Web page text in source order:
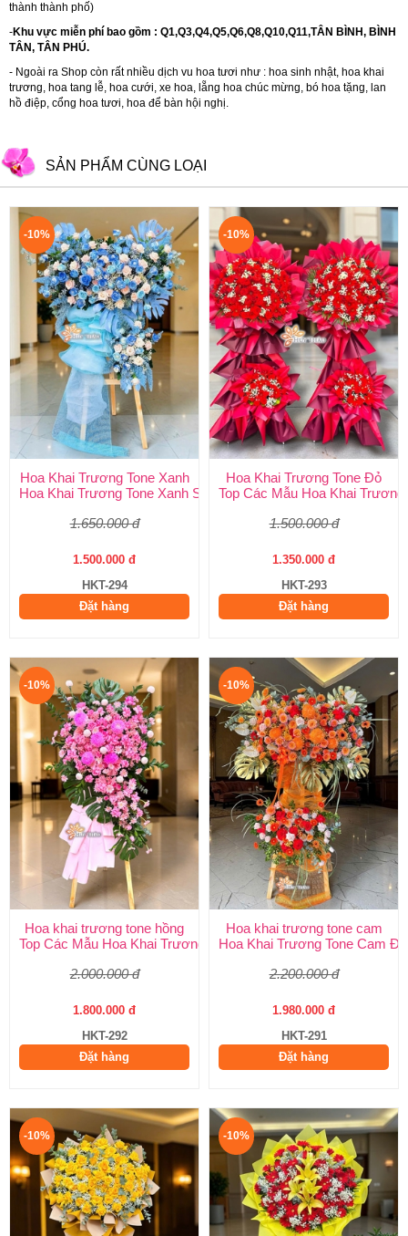
thành thành phố)
-Khu vực miễn phí bao gồm : Q1,Q3,Q4,Q5,Q6,Q8,Q10,Q11,TÂN BÌNH, BÌNH
TÂN, TÂN PHÚ.
- Ngoài ra Shop còn rất nhiều dịch vu hoa tươi như : hoa sinh nhật, hoa khai
trương, hoa tang lễ, hoa cưới, xe hoa, lẵng hoa chúc mừng, bó hoa tặng, lan
hồ điệp, cổng hoa tươi, hoa để bàn hội nghị.
SẢN PHẨM CÙNG LOẠI
-10%
Hoa Khai Trương Tone Xanh
Hoa Khai Trương Tone Xanh Sang Trọng, Độc Đáo | Shop Hoa
1.650.000 đ
1.500.000 đ
HKT-294
Đặt hàng
-10%
Hoa Khai Trương Tone Đỏ
Top Các Mẫu Hoa Khai
1.500.000 đ
1.350.000 đ
HKT-293
Đặt hàng
-10%
Hoa khai trương tone hồng
Top Các Mẫu Hoa Khai Trương Tone Hồng Đẹp, Sang Trọng,
2.000.000 đ
1.800.000 đ
HKT-292
Đặt hàng
-10%
Hoa khai trương tone cam
Hoa Khai Trương Tone Cam
2.200.000 đ
1.980.000 đ
HKT-291
Đặt hàng
-10% -10%